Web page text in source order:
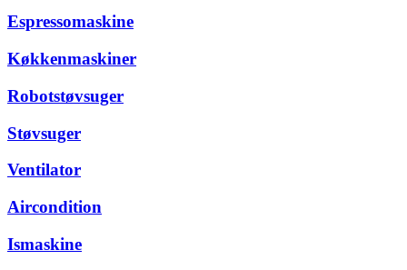
Espressomaskine
Køkkenmaskiner
Robotstøvsuger
Støvsuger
Ventilator
Aircondition
Ismaskine